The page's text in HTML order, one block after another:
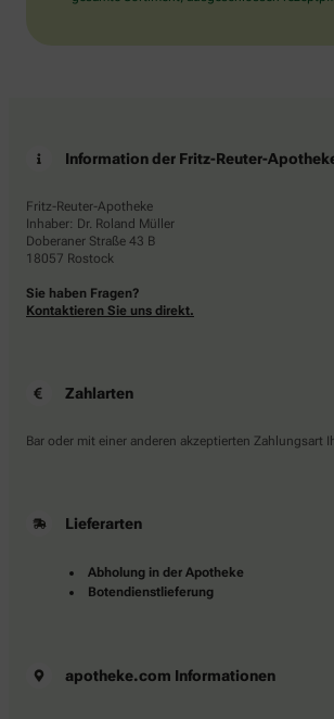
Information der Fritz-Reuter-
Fritz-Reuter-Apotheke
Inhaber: Dr. Roland Müller
Doberaner Straße 43 B
18057 Rostock
Sie haben Fragen?
Kontaktieren Sie uns direkt.
Zahlarten
Bar oder mit einer anderen akzeptierten Zahlungsart
Lieferarten
Abholung in der Apotheke
Botendienstlieferung
apotheke.com Informationen